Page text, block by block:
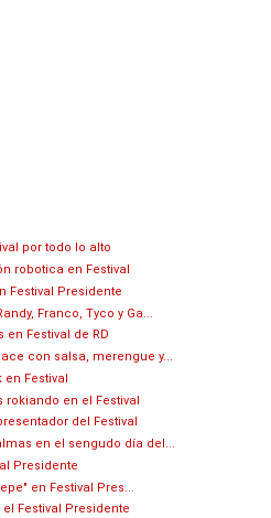
por todo lo alto
robotica en Festival
Festival Presidente
Franco, Tyco y Ga...
Festival de RD
con salsa, merengue y...
Festival
rokiando en el Festival
del Festival
en el sengudo día del...
Presidente
en Festival Pres...
Festival Presidente